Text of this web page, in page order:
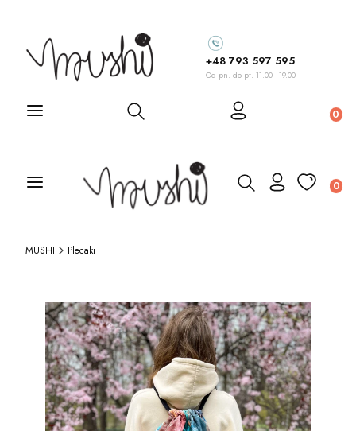
+48 793 597 595
Od pn. do pt. 11.00 - 19.00
Otwórz wyszukiwarkę
Otwórz
MUSHI Plecaki